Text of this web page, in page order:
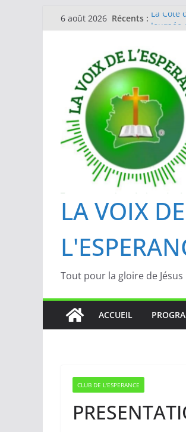
Passer
au
6 août 2026 Récents : La Côte
Journée
EGLISE
Une
La
des cas
LA VOIX DE
Tout pour la gloire de Jésus
ACCUEIL
CLUB DE L'ESPERANCE